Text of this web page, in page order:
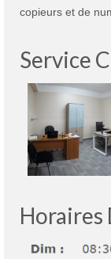
copieurs et de
Service
Horaires